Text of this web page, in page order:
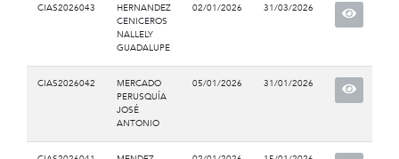
CIAS2026043
HERNANDEZ
CENICEROS
NALLELY
GUADALUPE
02/01/2026 31/03/2026
CIAS2026042
MERCADO
PERUSQUÍA
JOSÉ
ANTONIO
05/01/2026 31/01/2026